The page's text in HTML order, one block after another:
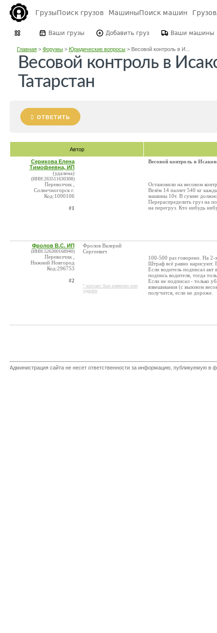
ГрузыПоиск грузов МашиныПоиск машин
Ваши грузы Добавить груз Ваши машины
Главная> Форумы> Юридические вопросы> Весовой контроль в И...
Весовой контроль в
Татарстан
ОТВЕТИТЬ
Автор
Серикова Елена
Тимофеевна, ИП
(удалена)
(ИНН:263511630308)
Перевозчик ,
Солнечногорск г.
Код:1090106
#1
Весовой контроль в
Остановили на весовом
Везём 14 паллет 540 кг
машины 10т. В сумме
Перераспределить груз на
на перегруз. Кто нибудь
Фролов В.С. ИП
(ИНН:526300168940)
Перевозчик ,
Нижний Новгород
Код:296753
#2
Фролов Валерий
Сергеевич
* контакт был изменен или
удален
100-500 раз говорено. На 2-
Штраф всё равно нарисуют.
Если водитель подписал акт
подпись водителя, тогда
Если не подписал - только
взвешивания (с вызовом
получится, если не дороже.
Администрация сайта не несет ответственности за информацию, публикуемую